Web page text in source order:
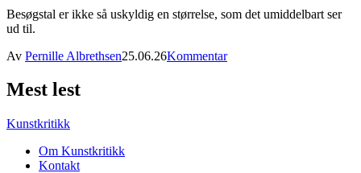
Besøgstal er ikke så uskyldig en størrelse, som det umiddelbart ser
ud til.
Av Pernille Albrethsen25.06.26Kommentar
Mest lest
Kunstkritikk
Om Kunstkritikk
Kontakt